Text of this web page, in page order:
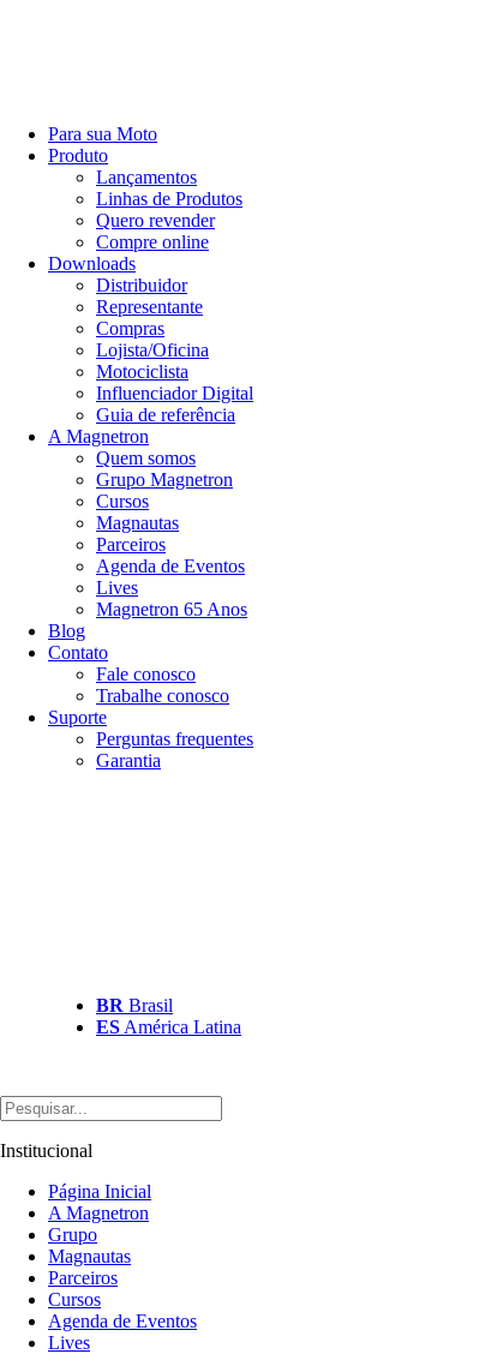
Para sua Moto
Produto
Lançamentos
Linhas de Produtos
Quero revender
Compre online
Downloads
Distribuidor
Representante
Compras
Lojista/Oficina
Motociclista
Influenciador Digital
Guia de referência
A Magnetron
Quem somos
Grupo Magnetron
Cursos
Magnautas
Parceiros
Agenda de Eventos
Lives
Magnetron 65 Anos
Blog
Contato
Fale conosco
Trabalhe conosco
Suporte
Perguntas frequentes
Garantia
BR Brasil
ES América Latina
Institucional
Página Inicial
A Magnetron
Grupo
Magnautas
Parceiros
Cursos
Agenda de Eventos
Lives